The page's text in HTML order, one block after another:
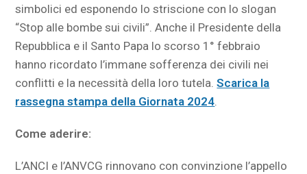
simbolici ed esponendo lo striscione con lo slogan
“Stop alle bombe sui civili”. Anche il Presidente della
Repubblica e il Santo Papa lo scorso 1° febbraio
hanno ricordato l’immane sofferenza dei civili nei
conflitti e la necessità della loro tutela.Scarica la
rassegna stampa della Giornata 2024
Come aderire:
L’ANCI e l’ANVCG rinnovano con convinzione l’appello